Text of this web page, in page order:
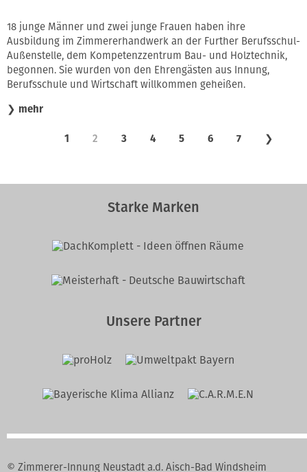
18 junge Männer und zwei junge Frauen haben ihre
Ausbildung im Zimmererhandwerk an der Further Berufsschul-
Außenstelle, dem Kompetenzzentrum Bau- und Holztechnik,
begonnen. Sie wurden von den Ehrengästen aus Innung,
Berufsschule und Wirtschaft willkommen geheißen.
❯ mehr
1 2 3 4 5 6 7 ❯
Starke Marken
Unsere Partner
© Zimmerer-Innung Neustadt a.d. Aisch-Bad Windsheim